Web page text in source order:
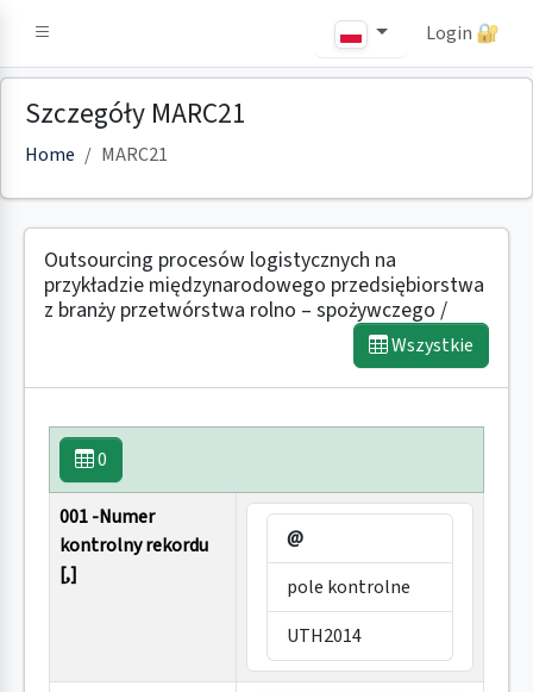
Login 🔐
Szczegóły MARC21
Home MARC21
Outsourcing procesów logistycznych na
przykładzie międzynarodowego przedsiębiorstwa
z branży przetwórstwa rolno – spożywczego /
Wszystkie
0
001 -Numer
kontrolny rekordu
[,]
@
pole kontrolne
UTH2014